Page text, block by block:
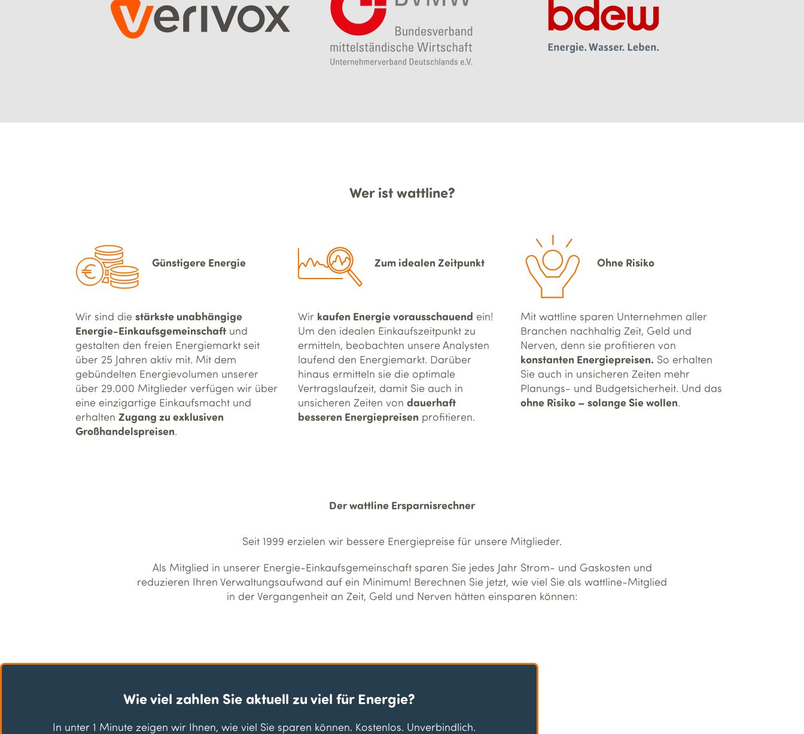
Wer ist wattline?
Günstigere Energie
Wir sind die stärkste unabhängige
Energie-Einkaufsgemeinschaft und
gestalten den freien Energiemarkt seit
über 25 Jahren aktiv mit. Mit dem
gebündelten Energievolumen unserer
über 29.000 Mitglieder verfügen wir über
eine einzigartige Einkaufsmacht und
erhalten Zugang zu exklusiven
Großhandelspreisen.
Zum idealen Zeitpunkt
Wir kaufen Energie vorausschauend ein!
Um den idealen Einkaufszeitpunkt zu
ermitteln, beobachten unsere Analysten
laufend den Energiemarkt. Darüber
hinaus ermitteln sie die optimale
Vertragslaufzeit, damit Sie auch in
unsicheren Zeiten von dauerhaft
besseren Energiepreisen profitieren.
Ohne Risiko
Mit wattline sparen Unternehmen aller
Branchen nachhaltig Zeit, Geld und
Nerven, denn sie profitieren von
konstanten Energiepreisen. So erhalten
Sie auch in unsicheren Zeiten mehr
Planungs- und Budgetsicherheit. Und das
ohne Risiko – solange Sie wollen.
Der wattline Ersparnisrechner
Seit 1999 erzielen wir bessere Energiepreise für unsere Mitglieder.
Als Mitglied in unserer Energie-Einkaufsgemeinschaft sparen Sie jedes Jahr Strom- und Gaskosten und
reduzieren Ihren Verwaltungsaufwand auf ein Minimum! Berechnen Sie jetzt, wie viel Sie als wattline-Mitglied
in der Vergangenheit an Zeit, Geld und Nerven hätten einsparen können:
Wie viel zahlen Sie aktuell zu viel für Energie?
In unter 1 Minute zeigen wir Ihnen, wie viel Sie sparen können. Kostenlos. Unverbindlich.